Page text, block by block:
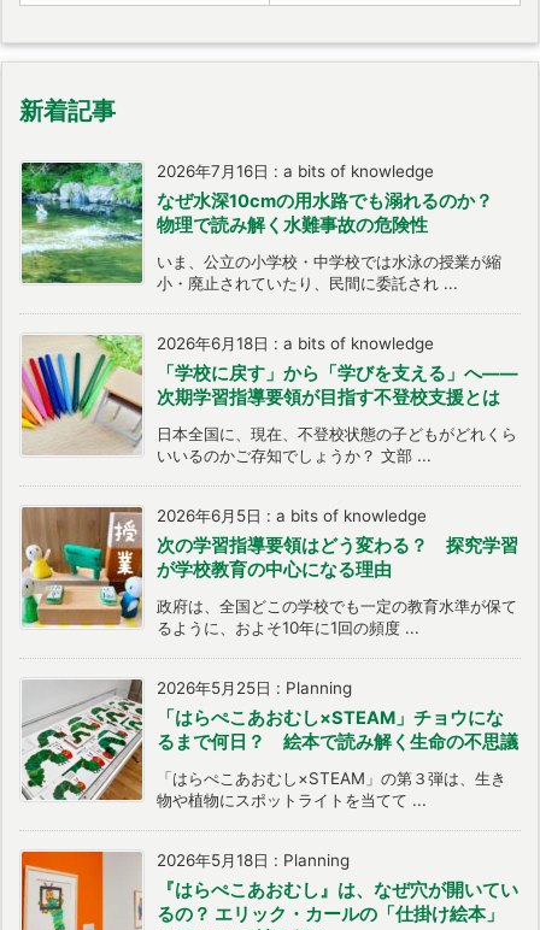
新着記事
2026年7月16日 : a bits of knowledge
なぜ水深10cmの用水路でも溺れるのか？
物理で読み解く水難事故の危険性
いま、公立の小学校・中学校では水泳の授業が縮
小・廃止されていたり、民間に委託され ...
2026年6月18日 : a bits of knowledge
「学校に戻す」から「学びを支える」へ――
次期学習指導要領が目指す不登校支援とは
日本全国に、現在、不登校状態の子どもがどれくら
いいるのかご存知でしょうか？ 文部 ...
2026年6月5日 : a bits of knowledge
次の学習指導要領はどう変わる？ 探究学習
が学校教育の中心になる理由
政府は、全国どこの学校でも一定の教育水準が保て
るように、およそ10年に1回の頻度 ...
2026年5月25日 : Planning
「はらぺこあおむし×STEAM」チョウにな
るまで何日？ 絵本で読み解く生命の不思議
「はらぺこあおむし×STEAM」の第３弾は、生き
物や植物にスポットライトを当てて ...
2026年5月18日 : Planning
『はらぺこあおむし』は、なぜ穴が開いてい
るの？ エリック・カールの「仕掛け絵本」